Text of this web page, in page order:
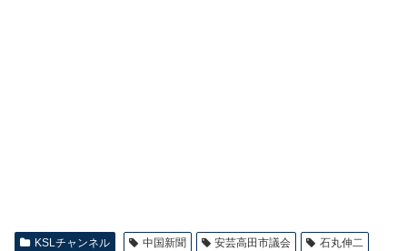
KSLチャンネル 中国新聞 安芸高田市議会
石丸伸二